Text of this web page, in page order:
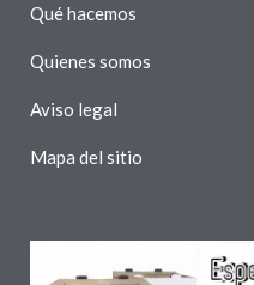
Qué hacemos
Quienes somos
Aviso legal
Mapa del sitio